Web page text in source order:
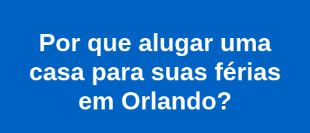
Por que alugar uma
casa para suas férias
em Orlando?